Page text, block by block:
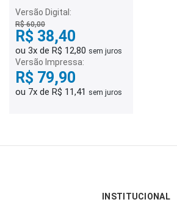
Versão Digital:
R$ 60,00
R$ 38,40
ou 3x de R$ 12,80 sem juros
Versão Impressa:
R$ 79,90
ou 7x de R$ 11,41 sem juros
INSTITUCIONAL